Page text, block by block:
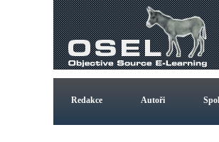
Redakce Autoři